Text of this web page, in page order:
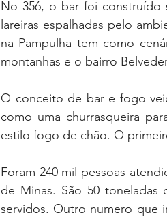
No 356, o bar foi
lareiras espalhadas pelo
na Pampulha tem como
montanhas e o bairro
O conceito de bar e fogo
como uma churrasqueira
estilo fogo de chão. O
Foram 240 mil pessoas
de Minas. São 50
servidos. Outro numero que